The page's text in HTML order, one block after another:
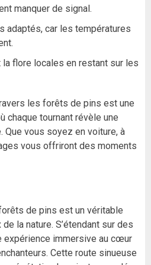
manquer de signal.
adaptés, car les températures
flore locales en restant sur les
les forêts de pins est une
chaque tournant révèle une
Que vous soyez en voiture, à
vous offriront des moments
de pins est un véritable
la nature. S’étendant sur des
expérience immersive au cœur
Cette route sinueuse